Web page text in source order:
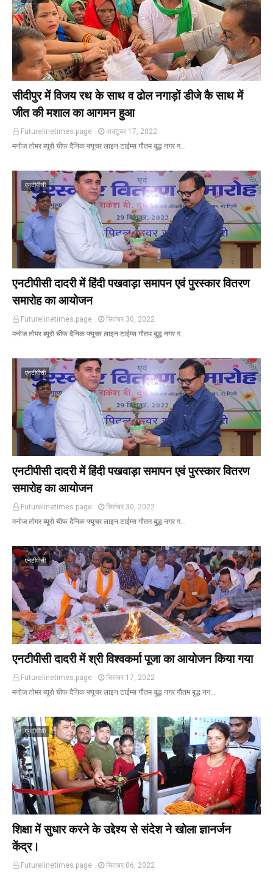
सीदीपुर में विजय रथ के साथ व ढोल नगाड़ों डीजे कै साथ में
जीत की मशाल का आगमन हुआ
Futurelinetimes.page
अक्टूबर 17, 2022
मनोज तोमर ब्यूरो चीफ दैनिक फ्यूचर लाइन टाईम्स गौतम बुद्ध नगर ग…
एनटीपीसी
एनटीपीसी दादरी में हिंदी पखवाड़ा समापन एवं पुरस्कार वितरण
समारोह का आयोजन
Futurelinetimes.page
सितंबर 30, 2022
मनोज तोमर ब्यूरो चीफ दैनिक फ्यूचर लाइन टाईम्स गौतम बुद्ध नगर ग…
एनटीपीसी
एनटीपीसी दादरी में हिंदी पखवाड़ा समापन एवं पुरस्कार वितरण
समारोह का आयोजन
Futurelinetimes.page
सितंबर 30, 2022
मनोज तोमर ब्यूरो चीफ दैनिक फ्यूचर लाइन टाईम्स गौतम बुद्ध नगर ग…
एनटीपीसी
एनटीपीसी दादरी में श्री विश्वकर्मा पूजा का आयोजन किया गया
Futurelinetimes.page
सितंबर 17, 2022
मनोज तोमर ब्यूरो चीफ दैनिक फ्यूचर लाइन टाईम्स गौतम बुद्ध नगर गौतम बुद्ध नग…
एनटीपीसी
शिक्षा में सुधार करने के उद्देश्य से संदेश ने खोला ज्ञानर्जन
केंद्र।
Futurelinetimes.page सितंबर 06, 2022